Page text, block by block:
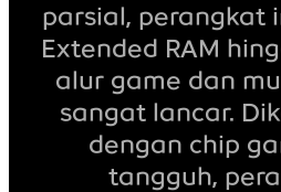
parsial, perangkat
Extended RAM
alur game dan
sangat lancar.
dengan chip
tangguh,